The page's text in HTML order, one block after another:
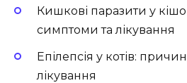
Кишкові паразити у
симптоми та лікування
Епілепсія у котів:
лікування